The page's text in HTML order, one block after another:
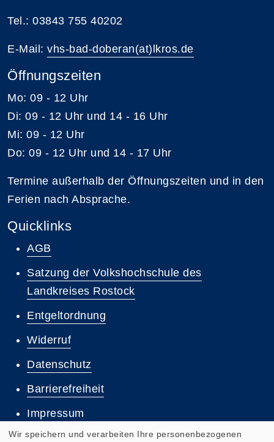
Tel.: 03843 755 40202
E-Mail: vhs-bad-doberan(at)lkros.de
Öffnungszeiten
Mo: 09 - 12 Uhr
Di: 09 - 12 Uhr und 14 - 16 Uhr
Mi: 09 - 12 Uhr
Do: 09 - 12 Uhr und 14 - 17 Uhr
Termine außerhalb der Öffnungszeiten und in den
Ferien nach Absprache.
Quicklinks
AGB
Satzung der Volkshochschule des
Landkreises Rostock
Entgeltordnung
Widerruf
Datenschutz
Barrierefreiheit
Impressum
Wir speichern und verarbeiten Ihre personenbezogenen